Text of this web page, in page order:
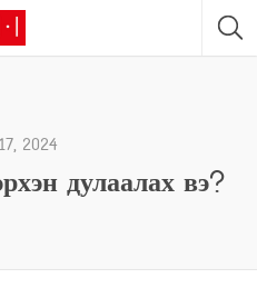
2024
дулаалах вэ?